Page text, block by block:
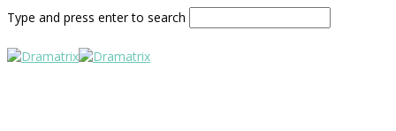
Type and press enter to search